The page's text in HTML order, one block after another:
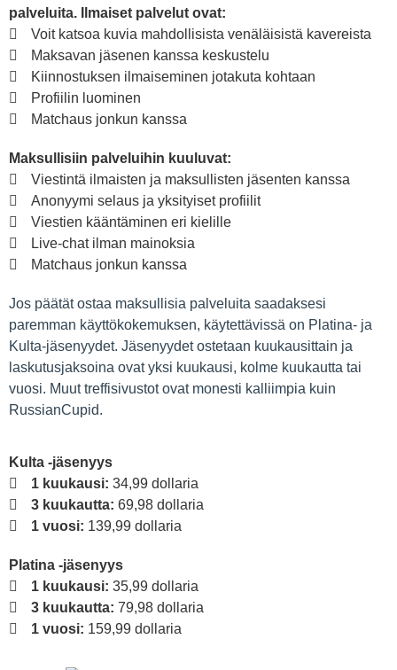
palveluita. Ilmaiset palvelut ovat:
Voit katsoa kuvia mahdollisista venäläisistä kavereista
Maksavan jäsenen kanssa keskustelu
Kiinnostuksen ilmaiseminen jotakuta kohtaan
Profiilin luominen
Matchaus jonkun kanssa
Maksullisiin palveluihin kuuluvat:
Viestintä ilmaisten ja maksullisten jäsenten kanssa
Anonyymi selaus ja yksityiset profiilit
Viestien kääntäminen eri kielille
Live-chat ilman mainoksia
Matchaus jonkun kanssa
Jos päätät ostaa maksullisia palveluita saadaksesi
paremman käyttökokemuksen, käytettävissä on Platina- ja
Kulta-jäsenyydet. Jäsenyydet ostetaan kuukausittain ja
laskutusjaksoina ovat yksi kuukausi, kolme kuukautta tai
vuosi. Muut treffisivustot ovat monesti kalliimpia kuin
RussianCupid.
Kulta -jäsenyys
1 kuukausi: 34,99 dollaria
3 kuukautta: 69,98 dollaria
1 vuosi: 139,99 dollaria
Platina -jäsenyys
1 kuukausi: 35,99 dollaria
3 kuukautta: 79,98 dollaria
1 vuosi: 159,99 dollaria